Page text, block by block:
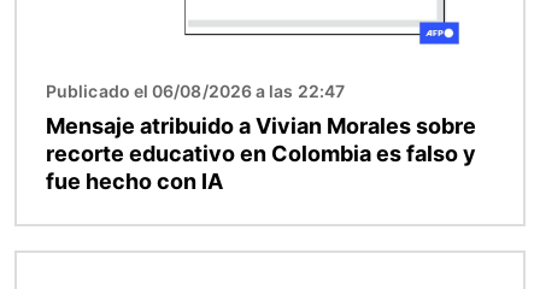
Publicado el 06/08/2026 a las 22:47
Mensaje atribuido a Vivian Morales sobre
recorte educativo en Colombia es falso y
fue hecho con IA